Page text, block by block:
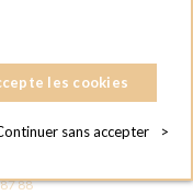
88
les cookies
sans accepter >